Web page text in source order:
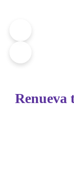
Renueva